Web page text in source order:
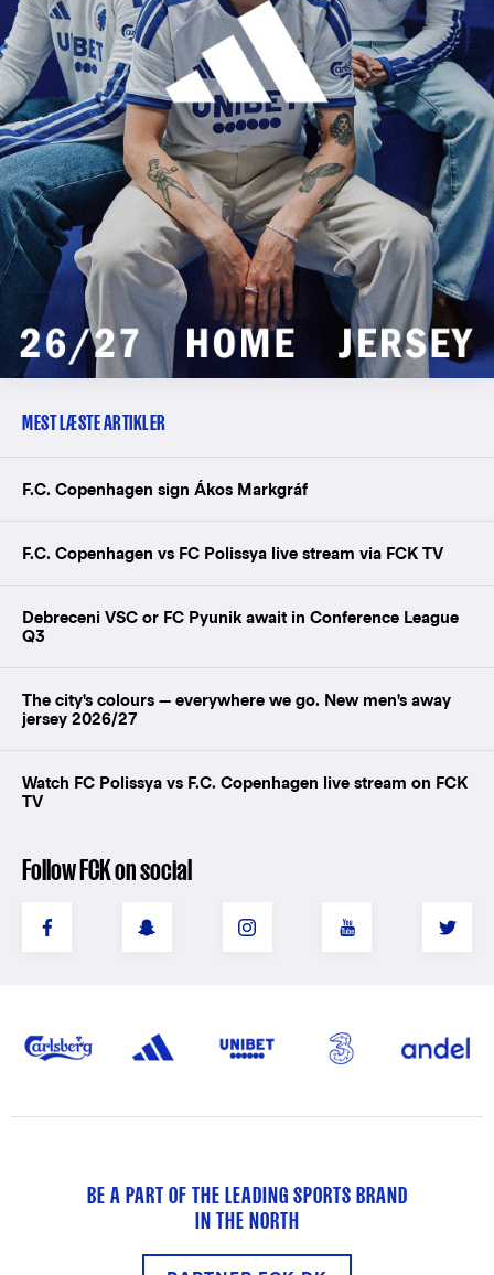
MEST LÆSTE ARTIKLER
F.C. Copenhagen sign Ákos Markgráf
F.C. Copenhagen vs FC Polissya live stream via FCK TV
Debreceni VSC or FC Pyunik await in Conference League
Q3
The city's colours — everywhere we go. New men's away
jersey 2026/27
Watch FC Polissya vs F.C. Copenhagen live stream on FCK
TV
Follow FCK on social
BE A PART OF THE LEADING SPORTS BRAND
IN THE NORTH